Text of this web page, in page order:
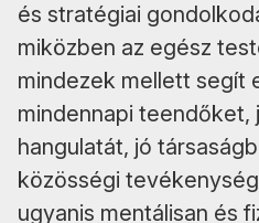
és stratégiai
miközben az egész
mindezek mellett segít
mindennapi teendőket,
hangulatát, jó
közösségi
ugyanis mentálisan és